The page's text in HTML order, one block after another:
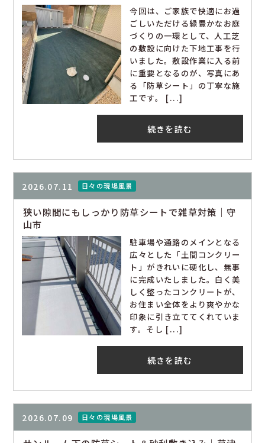
今回は、ご家族で快適にお過
ごしいただける緑豊かなお庭
づくりの一環として、人工芝
の敷設に向けた下地工事を行
いました。敷設作業に入る前
に重要となるのが、写真にあ
る「防草シート」の丁寧な施
工です。 [...]
続きを読む
2026.07.11 日々の現場風景
狭い隙間にもしっかり防草シートで雑草対策｜守
山市
駐車場や通路のメインとなる
広々とした「土間コンクリー
ト」がきれいに硬化し、無事
に完成いたしました。白く美
しく整ったコンクリートが、
お住まい全体をより爽やかな
印象に引き立ててくれていま
す。そし [...]
続きを読む
2026.07.09 日々の現場風景